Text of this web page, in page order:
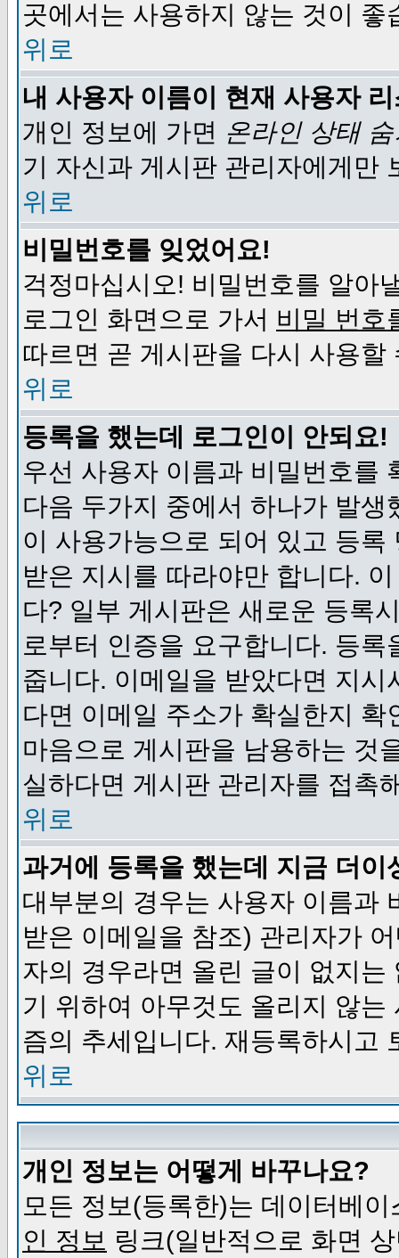
곳에서는 사용하지 않는 것이 좋
위로
내 사용자 이름이 현재 사용자
개인 정보에 가면 온라인 상태
기 자신과 게시판 관리자에게만
위로
비밀번호를 잊었어요!
걱정마십시오! 비밀번호를 알아
로그인 화면으로 가서 비밀 번호
따르면 곧 게시판을 다시 사용할
위로
등록을 했는데 로그인이 안되요!
우선 사용자 이름과 비밀번호를
다음 두가지 중에서 하나가 발
이 사용가능으로 되어 있고 등
받은 지시를 따라야만 합니다.
다? 일부 게시판은 새로운 등록
로부터 인증을 요구합니다. 등
줍니다. 이메일을 받았다면 지
다면 이메일 주소가 확실한지
마음으로 게시판을 남용하는 것
실하다면 게시판 관리자를 접촉
위로
과거에 등록을 했는데 지금 더
대부분의 경우는 사용자 이름과
받은 이메일을 참조) 관리자가
자의 경우라면 올린 글이 없지
기 위하여 아무것도 올리지 않
즘의 추세입니다. 재등록하시고
위로
개인 정보는 어떻게 바꾸나요?
모든 정보(등록한)는 데이터베
인 정보 링크(일반적으로 화면